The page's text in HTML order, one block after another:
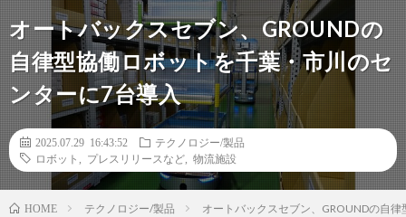
オートバックスセブン、GROUNDの
自律型協働ロボットを千葉・市川のセ
ンターに7台導入
2025.07.29 16:43:52
テクノロジー/製品
ロボット
プレスリリースなど 物流施設
HOME テクノロジー/製品 オートバックスセブン、GROUNDの自